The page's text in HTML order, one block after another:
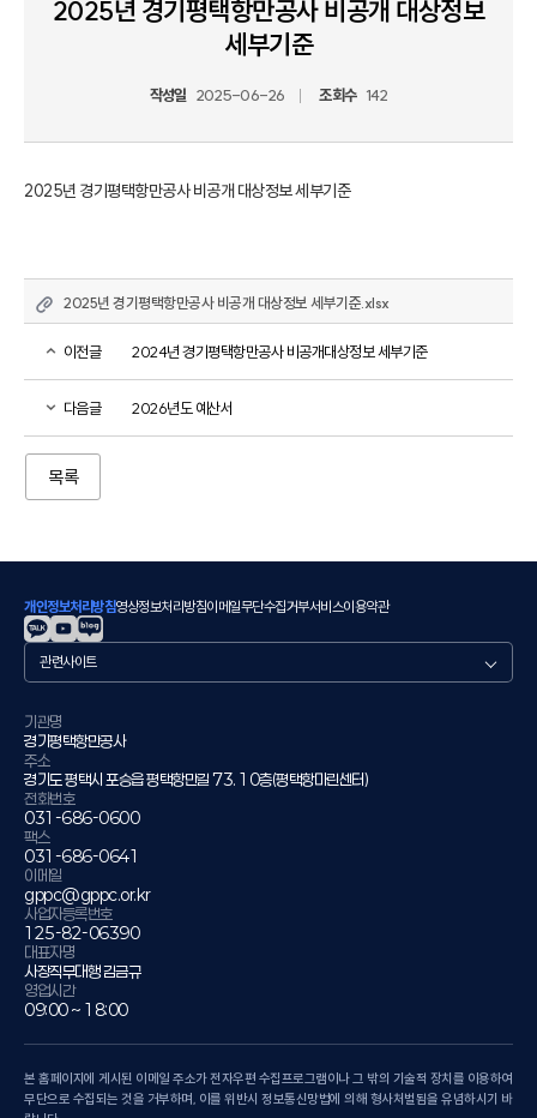
2025년 경기평택항만공사 비공개 대상정보
세부기준
작성일 2025-06-26 조회수 142
2025년 경기평택항만공사 비공개 대상정보 세부기준
2025년 경기평택항만공사 비공개 대상정보 세부기준.xlsx
이전글 2024년 경기평택항만공사 비공개대상정보 세부기준
다음글 2026년도 예산서
목록
개인정보처리방침영상정보처리방침이메일무단수집거부서비스이용약관
관
련
이
트
기관명
경기평택항만공사
주소
경기도 평택시 포승읍 평택항만길 73. 10층(평택항마린센터)
전화번호
031-686-0600
팩스
031-686-0641
이메일
gppc@gppc.or.kr
사업자등록번호
125-82-06390
대표자명
사장직무대행 김금규
영업시간
09:00 ~ 18:00
본 홈페이지에 게시된 이메일 주소가 전자우편 수집프로그램이나 그 밖의 기술적 장치를 이용하여
무단으로 수집되는 것을 거부하며, 이를 위반시 정보통신망법에 의해 형사처벌됨을 유념하시기 바